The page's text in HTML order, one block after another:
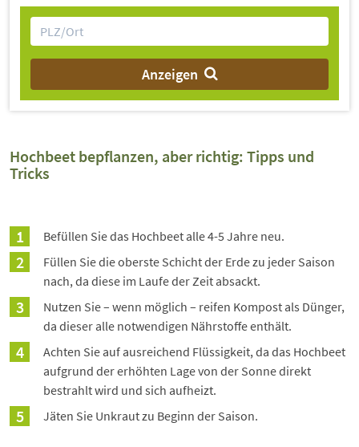
Anzeigen
Hochbeet bepflanzen, aber richtig: Tipps und
Tricks
Befüllen Sie das Hochbeet alle 4-5 Jahre neu.
Füllen Sie die oberste Schicht der Erde zu jeder Saison
nach, da diese im Laufe der Zeit absackt.
Nutzen Sie – wenn möglich – reifen Kompost als Dünger,
da dieser alle notwendigen Nährstoffe enthält.
Achten Sie auf ausreichend Flüssigkeit, da das Hochbeet
aufgrund der erhöhten Lage von der Sonne direkt
bestrahlt wird und sich aufheizt.
Jäten Sie Unkraut zu Beginn der Saison.